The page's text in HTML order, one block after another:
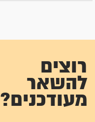
רוצים
להשאר
מעודכנים?